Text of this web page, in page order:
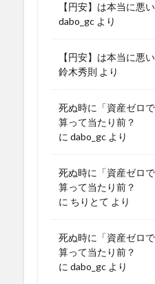
【円安】は本当に悪
dabo_gc より
【円安】は本当に悪
鈴木秀則 より
死ぬ時に「資産ゼロ
算って当たり前？
に dabo_gc より
死ぬ時に「資産ゼロ
算って当たり前？
に ちりとて より
死ぬ時に「資産ゼロ
算って当たり前？
に dabo_gc より